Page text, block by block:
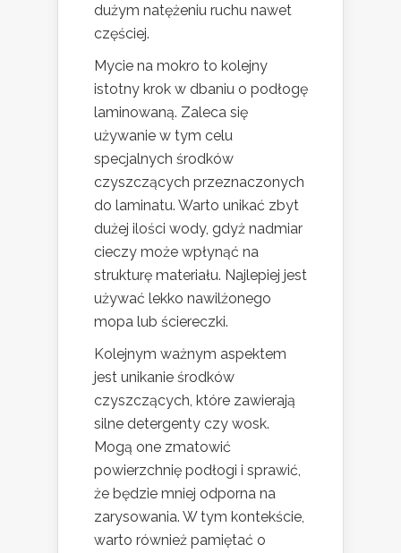
dużym natężeniu ruchu nawet
częściej.
Mycie na mokro to kolejny
istotny krok w dbaniu o podłogę
laminowaną. Zaleca się
używanie w tym celu
specjalnych środków
czyszczących przeznaczonych
do laminatu. Warto unikać zbyt
dużej ilości wody, gdyż nadmiar
cieczy może wpłynąć na
strukturę materiału. Najlepiej jest
używać lekko nawilżonego
mopa lub ściereczki.
Kolejnym ważnym aspektem
jest unikanie środków
czyszczących, które zawierają
silne detergenty czy wosk.
Mogą one zmatowić
powierzchnię podłogi i sprawić,
że będzie mniej odporna na
zarysowania. W tym kontekście,
warto również pamiętać o